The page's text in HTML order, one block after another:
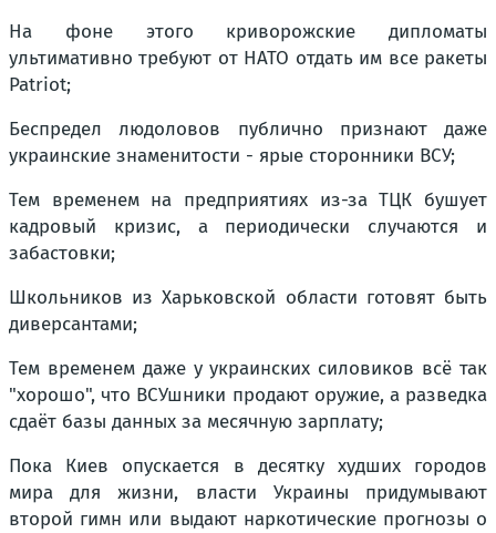
На фоне этого криворожские дипломаты
ультимативно требуют от НАТО отдать им все ракеты
Patriot;
Беспредел людоловов публично признают даже
украинские знаменитости - ярые сторонники ВСУ;
Тем временем на предприятиях из-за ТЦК бушует
кадровый кризис, а периодически случаются и
забастовки;
Школьников из Харьковской области готовят быть
диверсантами;
Тем временем даже у украинских силовиков всё так
"хорошо", что ВСУшники продают оружие, а разведка
сдаёт базы данных за месячную зарплату;
Пока Киев опускается в десятку худших городов
мира для жизни, власти Украины придумывают
второй гимн или выдают наркотические прогнозы о